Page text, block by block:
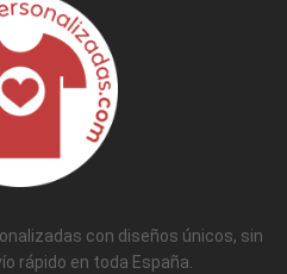
con diseños únicos, sin
rápido en toda España.